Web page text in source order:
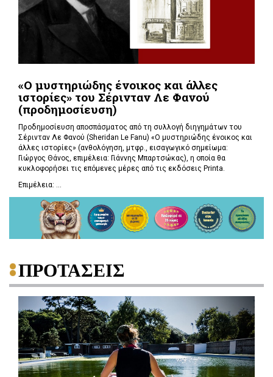
«Ο μυστηριώδης ένοικος και άλλες
ιστορίες» του Σέρινταν Λε Φανού
(προδημοσίευση)
Προδημοσίευση αποσπάσματος από τη συλλογή διηγημάτων του
Σέρινταν Λε Φανού (Sheridan Le Fanu) «Ο μυστηριώδης ένοικος και
άλλες ιστορίες» (ανθολόγηση, μτφρ., εισαγωγικό σημείωμα:
Γιώργος Θάνος, επιμέλεια: Γιάννης Μπαρτσώκας), η οποία θα
κυκλοφορήσει τις επόμενες μέρες από τις εκδόσεις Printa.
Επιμέλεια: ...
ΠΡΟΤΑΣΕΙΣ